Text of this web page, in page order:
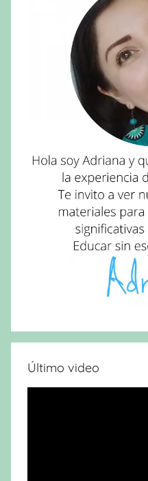
Último video